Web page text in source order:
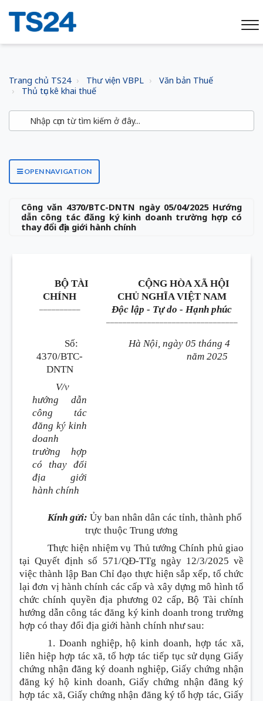
Trang chủ TS24 Thư viện VBPL
Văn bản Thuế
Thủ tục kê khai thuế
OPEN NAVIGATION
Công văn 4370/BTC-DNTN ngày 05/04/2025 Hướng
dẫn công tác đăng ký kinh doanh trường hợp có
thay đổi địa giới hành chính
BỘ TÀI
CHÍNH
CỘNG HÒA XÃ HỘI
CHỦ NGHĨA VIỆT NAM
Độc lập - Tự do - Hạnh phúc
Số:
4370/BTC-
DNTN
V/v
hướng dẫn
công tác
đăng ký kinh
doanh
trường hợp
có thay đổi
địa giới
hành chính
Hà Nội, ngày 05 tháng 4
năm 2025
Kính gửi: Ủy ban nhân dân các tỉnh, thành phố
trực thuộc Trung ương
Thực hiện nhiệm vụ Thủ tướng Chính phủ giao
tại Quyết định số 571/QĐ-TTg ngày 12/3/2025 về
việc thành lập Ban Chỉ đạo thực hiện sắp xếp, tổ chức
lại đơn vị hành chính các cấp và xây dựng mô hình tổ
chức chính quyền địa phương 02 cấp, Bộ Tài chính
hướng dẫn công tác đăng ký kinh doanh trong trường
hợp có thay đổi địa giới hành chính như sau:
1. Doanh nghiệp, hộ kinh doanh, hợp tác xã,
liên hiệp hợp tác xã, tổ hợp tác tiếp tục sử dụng Giấy
chứng nhận đăng ký doanh nghiệp, Giấy chứng nhận
đăng ký hộ kinh doanh, Giấy chứng nhận đăng ký
hợp tác xã, Giấy chứng nhận đăng ký tổ hợp tác, Giấy